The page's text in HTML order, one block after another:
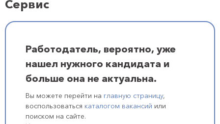
Сервис
Работодатель, вероятно, уже
нашел нужного кандидата и
больше она не актуальна.
Вы можете перейти на главную страницу,
воспользоваться каталогом вакансий или
поиском на сайте.